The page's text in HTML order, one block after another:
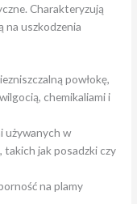
Charakteryzują
na uszkodzenia
powłokę,
chemikaliami i
używanych w
takich jak posadzki czy
na plamy